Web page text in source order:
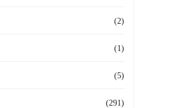
(2)
(1)
(5)
(291)